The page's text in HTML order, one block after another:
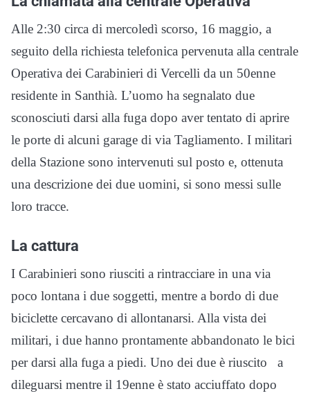
Alle 2:30 circa di mercoledì scorso, 16 maggio, a
seguito della richiesta telefonica pervenuta alla centrale
Operativa dei Carabinieri di Vercelli da un 50enne
residente in Santhià. L’uomo ha segnalato due
sconosciuti darsi alla fuga dopo aver tentato di aprire
le porte di alcuni garage di via Tagliamento. I militari
della Stazione sono intervenuti sul posto e, ottenuta
una descrizione dei due uomini, si sono messi sulle
loro tracce.
La cattura
I Carabinieri sono riusciti a rintracciare in una via
poco lontana i due soggetti, mentre a bordo di due
biciclette cercavano di allontanarsi. Alla vista dei
militari, i due hanno prontamente abbandonato le bici
per darsi alla fuga a piedi. Uno dei due è riuscito a
dileguarsi mentre il 19enne è stato acciuffato dopo